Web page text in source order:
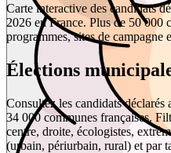
Carte interactive des candidats
2026 en France. Plus de 50 000
programmes, sites de campagne
Élections
Consultez les candidats
34 000 communes françaises.
centre, droite, écologistes,
(urbain, périurbain, rural) et par